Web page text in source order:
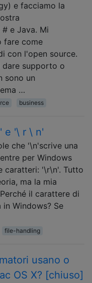
e facciamo la
e Java. Mi
fare come
con l'open source.
dare supporto o
sono un
…
business
e '\ r \ n'
che '\n'scrive una
per Windows
caratteri: '\r\n'. Tutto
ma la mia
il carattere di
Windows? Se
file-handling
usano o
OS X? [chiuso]